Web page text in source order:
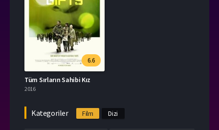
6.6
Tüm Sırların Sahibi Kız
2016
Kategoriler Film Dizi